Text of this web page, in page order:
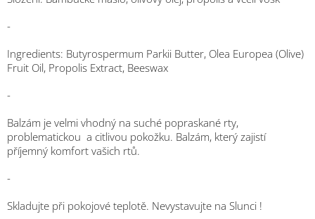
-
Ingredients: Butyrospermum Parkii Butter, Olea Europea (Olive)
Fruit Oil, Propolis Extract, Beeswax
-
Balzám je velmi vhodný na suché popraskané rty,
problematickou a citlivou pokožku. Balzám, který zajistí
příjemný komfort vašich rtů.
-
Skladujte při pokojové teplotě. Nevystavujte na Slunci !